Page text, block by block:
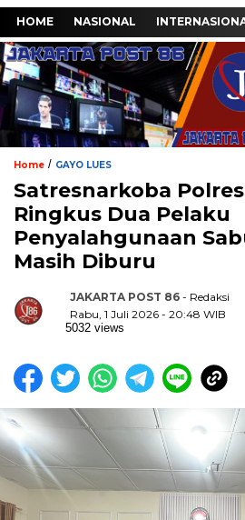
HOME NASIONAL
Home / GAYO LUES
Satresnarkoba
Ringkus Dua Pelaku
Penyalahgunaan
Masih Diburu
JAKARTA POST 86 - Redaksi
Rabu, 1 Juli 2026 - 20:48 WIB
5032 views